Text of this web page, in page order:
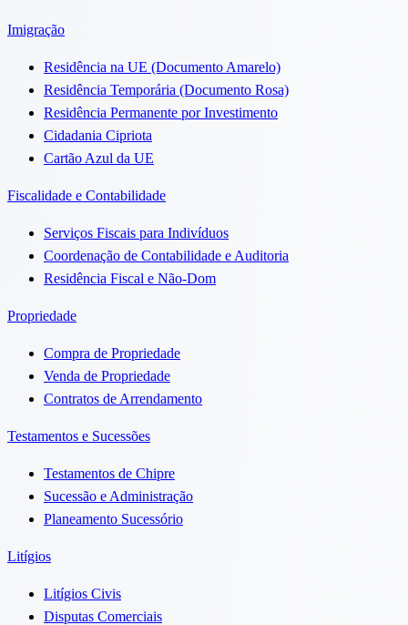
Imigração
Residência na UE (Documento Amarelo)
Residência Temporária (Documento Rosa)
Residência Permanente por Investimento
Cidadania Cipriota
Cartão Azul da UE
Fiscalidade e Contabilidade
Serviços Fiscais para Indivíduos
Coordenação de Contabilidade e Auditoria
Residência Fiscal e Não-Dom
Propriedade
Compra de Propriedade
Venda de Propriedade
Contratos de Arrendamento
Testamentos e Sucessões
Testamentos de Chipre
Sucessão e Administração
Planeamento Sucessório
Litígios
Litígios Civis
Disputas Comerciais